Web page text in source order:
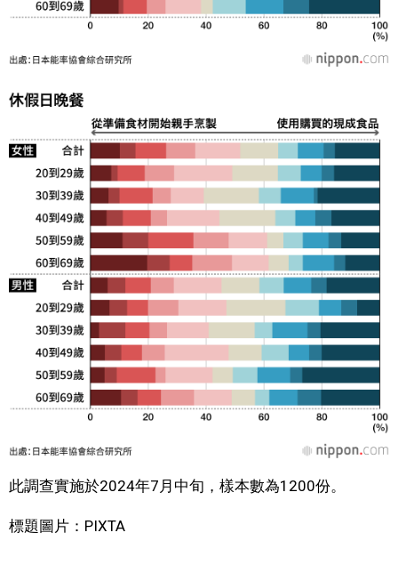
此調查實施於2024年7月中旬，樣本數為1200份。
標題圖片：PIXTA